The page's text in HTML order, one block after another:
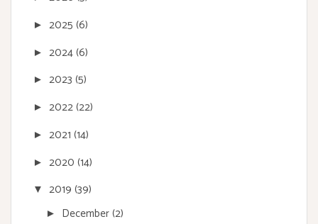
► 2025 (6)
► 2024(6)
► 2023 (5)
► 2022(22)
► 2021 (14)
► 2020 (14)
▼ 2019 (39)
► December(2)